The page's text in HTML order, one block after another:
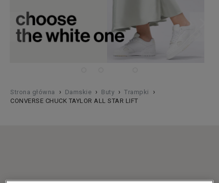
Strona główna › Damskie › Buty › Trampki ›
CONVERSE CHUCK TAYLOR ALL STAR LIFT